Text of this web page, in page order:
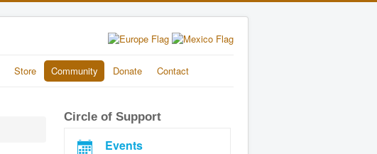
Store Community Donate Contact
Circle of Support
Events